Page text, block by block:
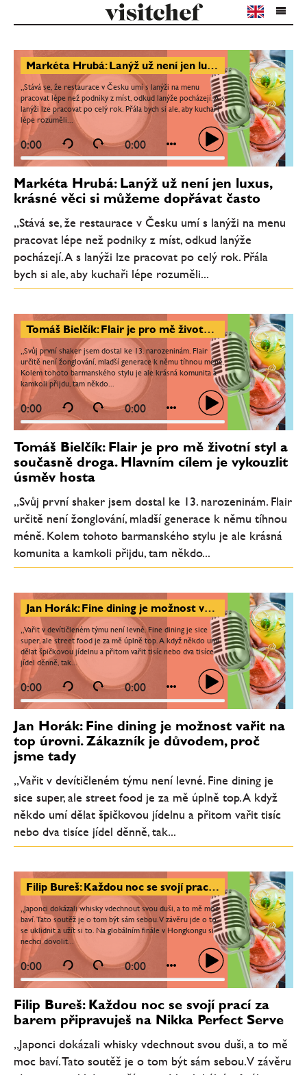
Markéta Hrubá: Lanýž už není jen luxus, krásné věci si můžeme dopřávat často
„Stává se, že restaurace v Česku umí s lanýži na menu
pracovat lépe než podniky z míst, odkud lanýže pocházejí. A s
lanýži lze pracovat po celý rok. Přála bych si ale, aby kuchaři
lépe rozuměli...
0:00 0:00
Markéta Hrubá: Lanýž už není jen luxus,
krásné věci si můžeme dopřávat často
„Stává se, že restaurace v Česku umí s lanýži na menu
pracovat lépe než podniky z míst, odkud lanýže
pocházejí. A s lanýži lze pracovat po celý rok. Přála
bych si ale, aby kuchaři lépe rozuměli...
Tomáš Bielčík: Flair je pro mě životní styl a současně droga. Hlavním cílem je vykouzlit úsměv hosta
„Svůj první shaker jsem dostal ke 13. narozeninám. Flair
určitě není žonglování, mladší generace k němu tíhnou méně.
Kolem tohoto barmanského stylu je ale krásná komunita a
kamkoli přijdu, tam někdo...
0:00 0:00
Tomáš Bielčík: Flair je pro mě životní styl a
současně droga. Hlavním cílem je vykouzlit
úsměv hosta
„Svůj první shaker jsem dostal ke 13. narozeninám. Flair
určitě není žonglování, mladší generace k němu tíhnou
méně. Kolem tohoto barmanského stylu je ale krásná
komunita a kamkoli přijdu, tam někdo...
Jan Horák: Fine dining je možnost vařit na top úrovni. Zákazník je důvodem, proč jsme tady
„Vařit v devítičleném týmu není levné. Fine dining je sice
super, ale street food je za mě úplně top. A když někdo umí
dělat špičkovou jídelnu a přitom vařit tisíc nebo dva tisíce
jídel děnně, tak...
0:00 0:00
Jan Horák: Fine dining je možnost vařit na
top úrovni. Zákazník je důvodem, proč
jsme tady
„Vařit v devítičleném týmu není levné. Fine dining je
sice super, ale street food je za mě úplně top. A když
někdo umí dělat špičkovou jídelnu a přitom vařit tisíc
nebo dva tisíce jídel děnně, tak...
Filip Bureš: Každou noc se svojí prací za barem připravuješ na Nikka Perfect Serve
„Japonci dokázali whisky vdechnout svou duši, a to mě moc
baví. Tato soutěž je o tom být sám sebou. V závěru jde o to
se uklidnit a užít si to. Na globálním finále v Hongkongu si
nechci dovolit...
0:00 0:00
Filip Bureš: Každou noc se svojí prací za
barem připravuješ na Nikka Perfect Serve
„Japonci dokázali whisky vdechnout svou duši, a to mě
moc baví. Tato soutěž je o tom být sám sebou. V závěru